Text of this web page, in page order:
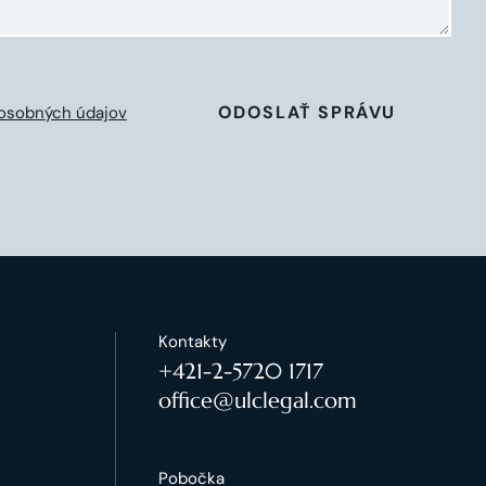
údajov ODOSLAŤ SPRÁVU
Kontakty
+421-2-5720 1717
office@ulclegal.com
Pobočka